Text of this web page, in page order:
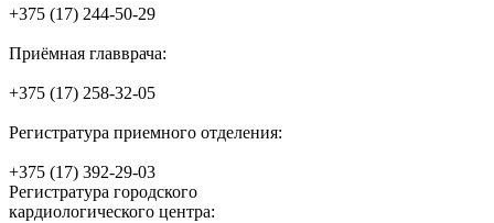
+375 (17) 244-50-29
Приёмная главврача:
+375 (17) 258-32-05
Регистратура приемного отделения:
+375 (17) 392-29-03
Регистратура городского
кардиологического центра: